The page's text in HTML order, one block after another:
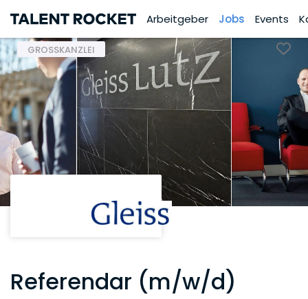
Arbeitgeber Jobs Events
GROSSKANZLEI
Referendar (m/w/d)